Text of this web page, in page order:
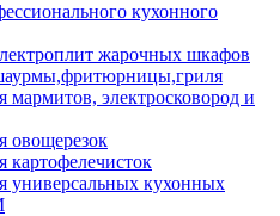
кухонного
жарочных шкафов
мармитов, электросковород и
овощерезок
картофелечисток
универсальных кухонных